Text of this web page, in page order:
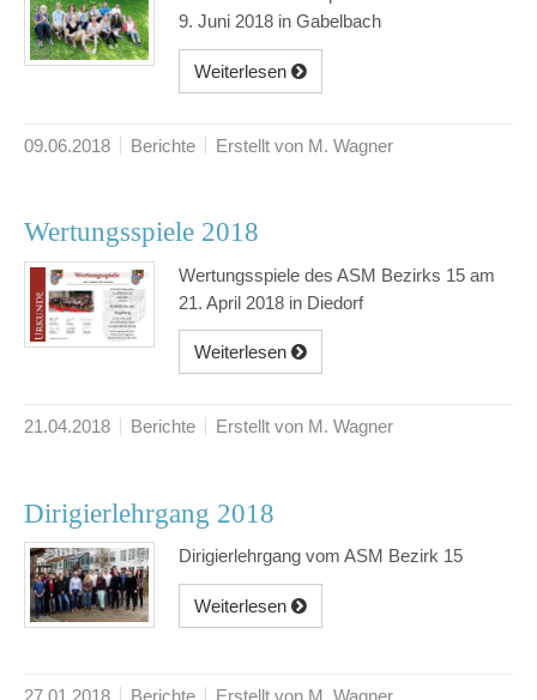
9. Juni 2018 in Gabelbach
Weiterlesen
09.06.2018 Berichte Erstellt von M. Wagner
Wertungsspiele 2018
Wertungsspiele des ASM Bezirks 15 am
21. April 2018 in Diedorf
Weiterlesen
21.04.2018 Berichte Erstellt von M. Wagner
Dirigierlehrgang 2018
Dirigierlehrgang vom ASM Bezirk 15
Weiterlesen